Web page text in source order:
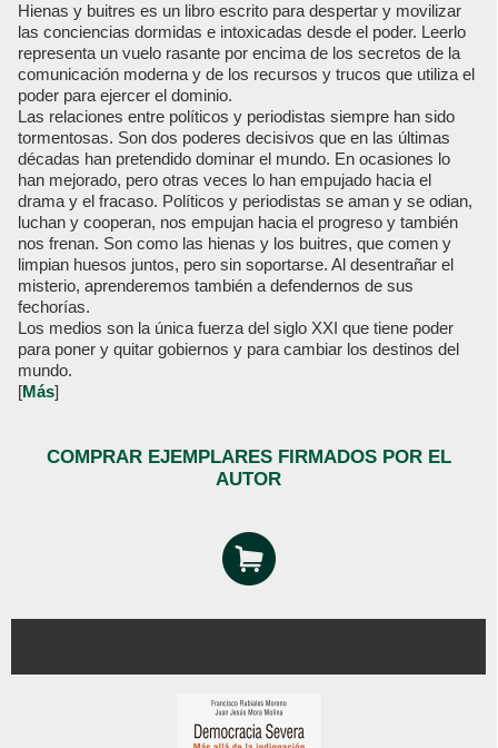
Hienas y buitres es un libro escrito para despertar y movilizar
las conciencias dormidas e intoxicadas desde el poder. Leerlo
representa un vuelo rasante por encima de los secretos de la
comunicación moderna y de los recursos y trucos que utiliza el
poder para ejercer el dominio.
Las relaciones entre políticos y periodistas siempre han sido
tormentosas. Son dos poderes decisivos que en las últimas
décadas han pretendido dominar el mundo. En ocasiones lo
han mejorado, pero otras veces lo han empujado hacia el
drama y el fracaso. Políticos y periodistas se aman y se odian,
luchan y cooperan, nos empujan hacia el progreso y también
nos frenan. Son como las hienas y los buitres, que comen y
limpian huesos juntos, pero sin soportarse. Al desentrañar el
misterio, aprenderemos también a defendernos de sus
fechorías.
Los medios son la única fuerza del siglo XXI que tiene poder
para poner y quitar gobiernos y para cambiar los destinos del
mundo.
[Más]
COMPRAR EJEMPLARES FIRMADOS POR EL
AUTOR